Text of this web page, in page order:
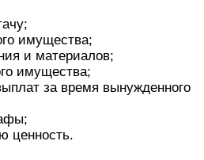
имущества;
и материалов;
имущества;
за время вынужденного
ценность.